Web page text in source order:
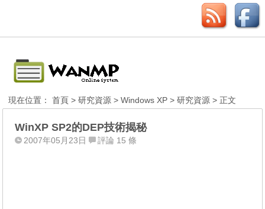
現在位置：首頁 >研究資源 >Windows XP >研究資源 > 正文
WinXP SP2的DEP技術揭秘
2007年05月23日 評論 15 條